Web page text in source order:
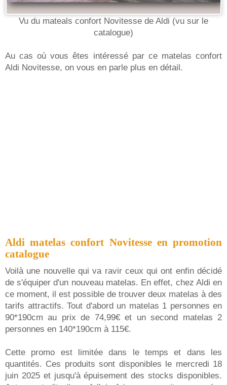
Vu du mateals confort Novitesse de Aldi (vu sur le
catalogue)
Au cas où vous êtes intéressé par ce matelas confort
Aldi Novitesse, on vous en parle plus en détail.
Aldi matelas confort Novitesse en promotion
catalogue
Voilà une nouvelle qui va ravir ceux qui ont enfin décidé
de s'équiper d'un nouveau matelas. En effet, chez Aldi en
ce moment, il est possible de trouver deux matelas à des
tarifs attractifs. Tout d'abord un matelas 1 personnes en
90*190cm au prix de 74,99€ et un second matelas 2
personnes en 140*190cm à 115€.
Cette promo est limitée dans le temps et dans les
quantités. Ces produits sont disponibles le mercredi 18
juin 2025 et jusqu'à épuisement des stocks disponibles.